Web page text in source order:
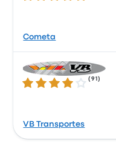
Cometa
4.2 su 5 stelle (91 )
VB Transportes